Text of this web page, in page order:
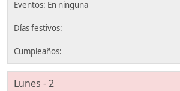
Lunes - 2